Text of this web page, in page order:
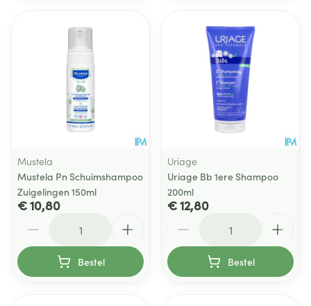
Mustela
Mustela Pn Schuimshampoo
Zuigelingen 150ml
€ 10,80
Bestel
Uriage
Uriage Bb 1ere Shampoo
200ml
€ 12,80
Bestel